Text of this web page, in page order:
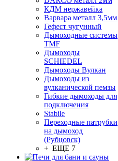
КДМ нержавейка
Варвара металл 3,5мм
Гефест чугунный
Дымоходные системы
TMF
Дымоходы
SCHIEDEL
Дымоходы Вулкан
Дымоходы из
вулканической пемзы
Гибкие дымоходы для
подключения
Stabile
Переходные патрубки
на дымоход
(Рубцовск)
+ ЕЩЕ 7